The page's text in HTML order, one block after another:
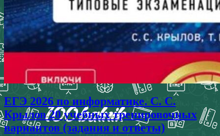
ЕГЭ 2026 по информатике. С. С.
Крылов 20 учебных тренировочных
вариантов (задания и ответы)